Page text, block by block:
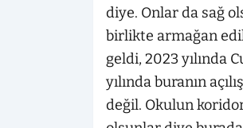
diye. Onlar da sağ
birlikte armağan
geldi, 2023 yılında
yılında buranın
değil. Okulun